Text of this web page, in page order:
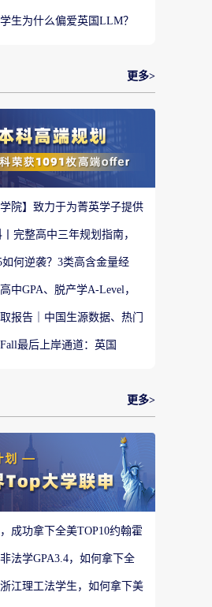
生为什么偏爱英国LLM？
更多>
学院】致力于为菁英学子提供
完整高中三年规划指南，
何逆袭？3类高含金量经
中GPA、脱产学A-Level，
报告｜中国生源数据、热门
最后上岸通道：英国
更多>
成功拿下全美TOP10约翰霍
法学GPA3.4，如何拿下全
江理工法学生，如何拿下美